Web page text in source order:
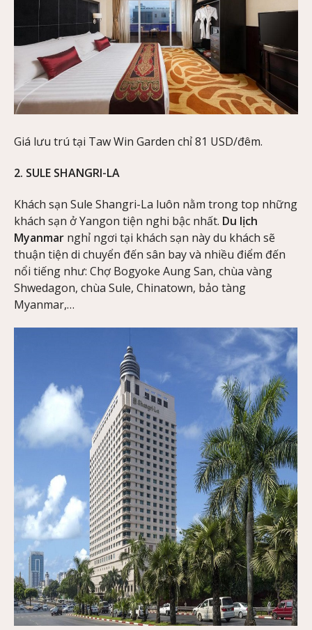
Giá lưu trú tại Taw Win Garden chỉ 81 USD/đêm.
2. SULE SHANGRI-LA
Khách sạn Sule Shangri-La luôn nằm trong top những
khách sạn ở Yangon tiện nghi bậc nhất. Du lịch
Myanmar nghỉ ngơi tại khách sạn này du khách sẽ
thuận tiện di chuyển đến sân bay và nhiều điểm đến
nổi tiếng như: Chợ Bogyoke Aung San, chùa vàng
Shwedagon, chùa Sule, Chinatown, bảo tàng
Myanmar,…